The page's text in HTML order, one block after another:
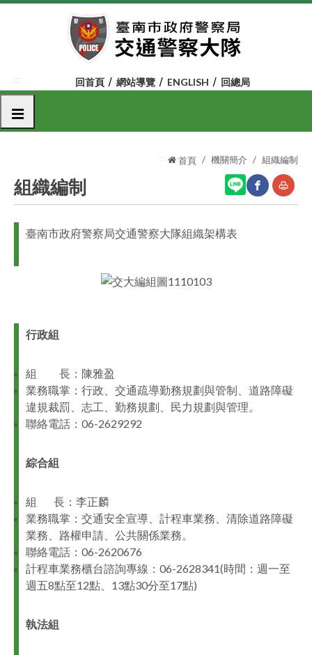
跳
容
塊
::: 回首頁 網站導覽 ENGLISH 回總局
選單
::: 首頁 機關簡介 組織編制
組織編制
臺南市政府警察局交通警察大隊組織架構表
行政組
組 長：陳雅盈
業務職掌：行政、交通疏導勤務規劃與管制、道路障礙
違規裁罰、志工、勤務規劃、民力規劃與管理。
聯絡電話：06-2629292
綜合組
組 長：李正麟
業務職掌：交通安全宣導、計程車業務、清除道路障礙
業務、路權申請、公共關係業務。
聯絡電話：06-2620676
計程車業務櫃台諮詢專線：06-2628341(時間：週一至
週五8點至12點、13點30分至17點)
執法組